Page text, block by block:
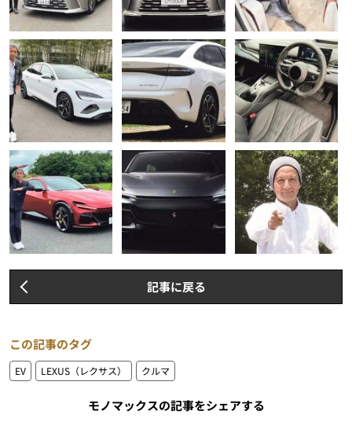
記事に戻る
この記事のタグ
EV LEXUS（レクサス） クルマ
モノマックスの記事をシェアする